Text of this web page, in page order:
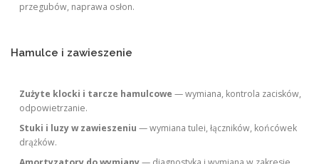
przegubów, naprawa osłon.
Hamulce i zawieszenie
Zużyte klocki i tarcze hamulcowe — wymiana, kontrola zacisków,
odpowietrzanie.
Stuki i luzy w zawieszeniu — wymiana tulei, łączników, końcówek
drążków.